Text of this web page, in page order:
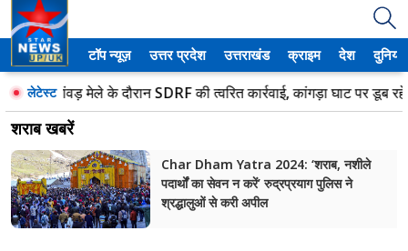
टॉप न्यूज़ उत्तर प्रदेश उत्तराखंड क्राइम देश दुनिया
लेटेस्टकांवड़ मेले के दौरान SDRF की त्वरित कार्रवाई, कांगड़ा घाट पर डूब
शराब खबरें
Char Dham Yatra 2024: ‘शराब, नशीले
पदार्थों का सेवन न करें’ रुद्रप्रयाग पुलिस ने
श्रद्धालुओं से करी अपील
उत्तर प्रदेश
अमेठी
आगरा
कानपुर